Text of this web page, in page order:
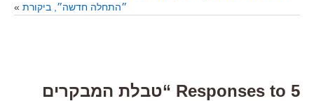
״התחלה חדשה״, ביקורת »
5 Responses to “טבלת המבקרים